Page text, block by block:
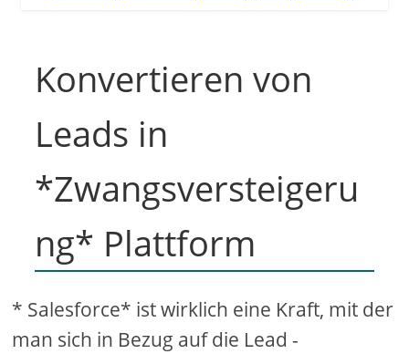
Konvertieren von
Leads in
*Zwangsversteigeru
ng* Plattform
* Salesforce* ist wirklich eine Kraft, mit der
man sich in Bezug auf die Lead -